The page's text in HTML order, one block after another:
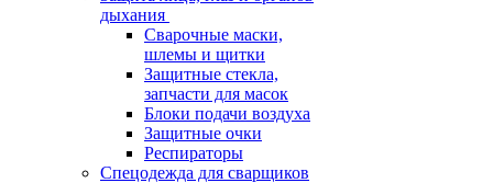
дыхания
Сварочные маски,
шлемы и щитки
Защитные стекла,
запчасти для масок
Блоки подачи воздуха
Защитные очки
Респираторы
Спецодежда для сварщиков